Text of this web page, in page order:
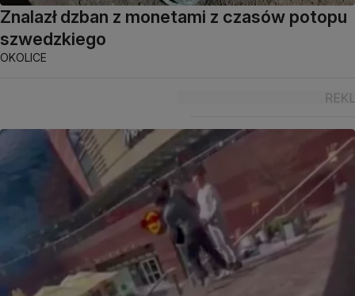
Znalazł dzban z monetami z czasów potopu
szwedzkiego
OKOLICE